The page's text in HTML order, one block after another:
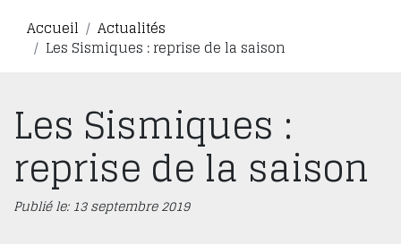
Accueil
Actualités
Les Sismiques : reprise de la saison
Les Sismiques :
reprise de la saison
Publié le: 13 septembre 2019